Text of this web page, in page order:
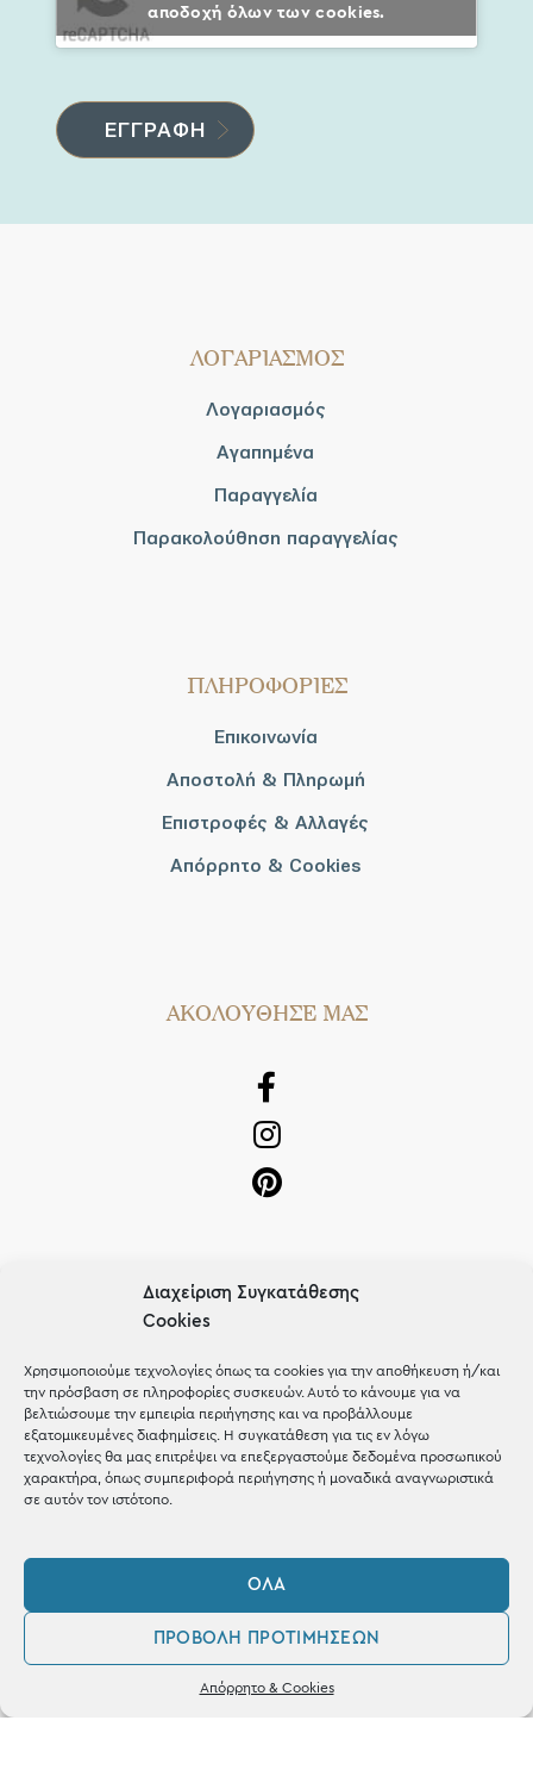
Διαχείριση Συγκατάθεσης
Cookies
Χρησιμοποιούμε τεχνολογίες όπως τα cookies για την αποθήκευση ή/και
την πρόσβαση σε πληροφορίες συσκευών. Αυτό το κάνουμε για να
βελτιώσουμε την εμπειρία περιήγησης και να προβάλλουμε
εξατομικευμένες διαφημίσεις. Η συγκατάθεση για τις εν λόγω
τεχνολογίες θα μας επιτρέψει να επεξεργαστούμε δεδομένα προσωπικού
χαρακτήρα, όπως συμπεριφορά περιήγησης ή μοναδικά αναγνωριστικά
σε αυτόν τον ιστότοπο.
ΌΛΑ
ΠΡΟΒΟΛΉ ΠΡΟΤΙΜΉΣΕΩΝ
Απόρρητο & Cookies
αποδοχή όλων των cookies.
ΛΟΓΑΡΙΑΣΜΟΣ
Λογαριασμός
Αγαπημένα
Παραγγελία
Παρακολούθηση παραγγελίας
ΠΛΗΡΟΦΟΡΙΕΣ
Επικοινωνία
Αποστολή & Πληρωμή
Επιστροφές & Αλλαγές
Απόρρητο & Cookies
AΚΟΛΟΥΘΗΣΕ ΜΑΣ
Gifts
Μέχρι 30€
Blog
ΚΑΤΑΣΤΗΜΑ
Φίλτρα
0